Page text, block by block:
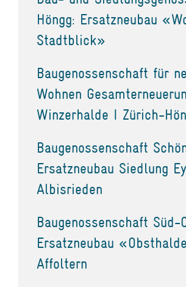
Höngg: Ersatzneubau
Stadtblick»
Baugenossenschaft für
Wohnen
Winzerhalde I Zürich-
Baugenossenschaft
Ersatzneubau Siedlung
Albisrieden
Baugenossenschaft Süd-
Ersatzneubau
Affoltern